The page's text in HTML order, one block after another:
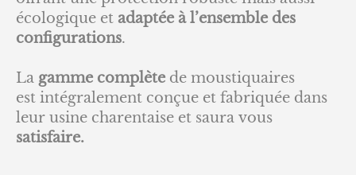
écologique et adaptée à l’ensemble des
configurations.
La gamme complète de moustiquaires
est intégralement conçue et fabriquée dans
leur usine charentaise et saura vous
satisfaire.